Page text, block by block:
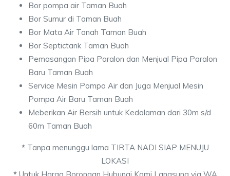
Bor pompa air Taman Buah
Bor Sumur di Taman Buah
Bor Mata Air Tanah Taman Buah
Bor Septictank Taman Buah
Pemasangan Pipa Paralon dan Menjual Pipa Paralon
Baru Taman Buah
Service Mesin Pompa Air dan Juga Menjual Mesin
Pompa Air Baru Taman Buah
Meberikan Air Bersih untuk Kedalaman dari 30m s/d
60m Taman Buah
*Tanpa menunggu lama TIRTA NADI SIAP MENUJU
LOKASI